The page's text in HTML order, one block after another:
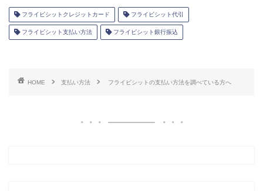
フライビシットクレジットカード フライビシット代引
フライビシット支払い方法 フライビシット銀行振込
HOME 支払い方法 フライビシットの支払い方法を調べている方へ